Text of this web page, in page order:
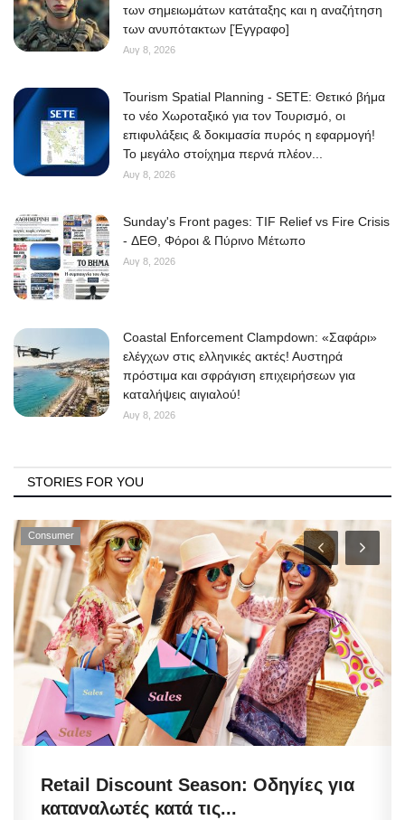
των σημειωμάτων κατάταξης και η αναζήτηση
των ανυπότακτων [Έγγραφο]
Αυγ 8, 2026
Tourism Spatial Planning - SETE: Θετικό βήμα
το νέο Χωροταξικό για τον Τουρισμό, οι
επιφυλάξεις & δοκιμασία πυρός η εφαρμογή!
Το μεγάλο στοίχημα περνά πλέον...
Αυγ 8, 2026
Sunday's Front pages: TIF Relief vs Fire Crisis
- ΔΕΘ, Φόροι & Πύρινο Μέτωπο
Αυγ 8, 2026
Coastal Enforcement Clampdown: «Σαφάρι»
ελέγχων στις ελληνικές ακτές! Αυστηρά
πρόστιμα και σφράγιση επιχειρήσεων για
καταλήψεις αιγιαλού!
Αυγ 8, 2026
STORIES FOR YOU
Consumer
Retail Discount Season: Οδηγίες για
καταναλωτές κατά τις...